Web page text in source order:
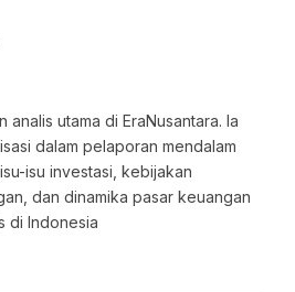
analis utama di EraNusantara. Ia
dalam pelaporan mendalam
isu investasi, kebijakan
dan dinamika pasar keuangan
di Indonesia